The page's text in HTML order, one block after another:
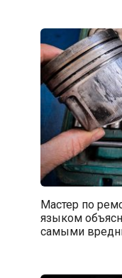
Мастер по
языком
самыми